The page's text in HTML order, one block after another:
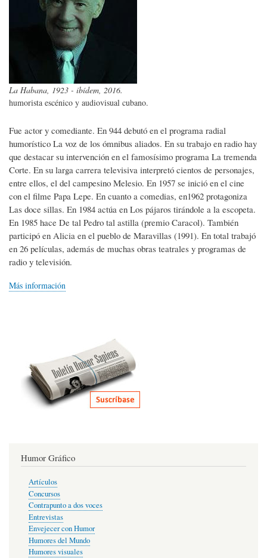
La Habana, 1923 - ibídem, 2016.
humorista escénico y audiovisual cubano.
Fue actor y comediante. En 944 debutó en el programa radial
humorístico La voz de los ómnibus aliados. En su trabajo en radio hay
que destacar su intervención en el famosísimo programa La tremenda
Corte. En su larga carrera televisiva interpretó cientos de personajes,
entre ellos, el del campesino Melesio. En 1957 se inició en el cine
con el filme Papa Lepe. En cuanto a comedias, en1962 protagoniza
Las doce sillas. En 1984 actúa en Los pájaros tirándole a la escopeta.
En 1985 hace De tal Pedro tal astilla (premio Caracol). También
participó en Alicia en el pueblo de Maravillas (1991). En total trabajó
en 26 películas, además de muchas obras teatrales y programas de
radio y televisión.
Más información
Humor Gráfico
Artículos
Concursos
Contrapunto a dos voces
Entrevistas
Envejecer con Humor
Humores del Mundo
Humores visuales